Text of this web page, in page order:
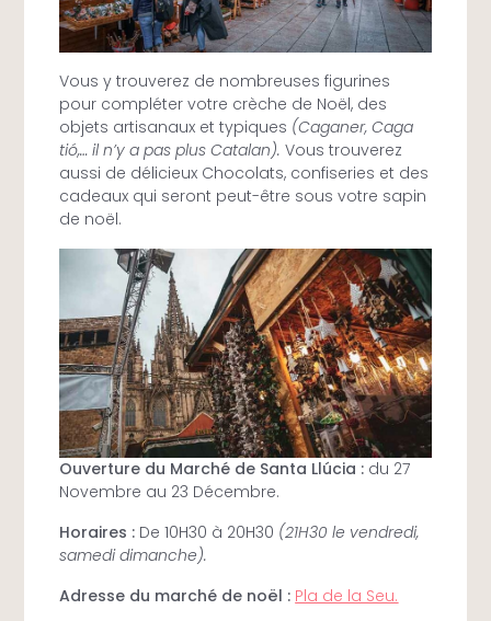
Vous y trouverez de nombreuses figurines
pour compléter votre crèche de Noël, des
objets artisanaux et typiques (Caganer, Caga
tió,… il n’y a pas plus Catalan). Vous trouverez
aussi de délicieux Chocolats, confiseries et des
cadeaux qui seront peut-être sous votre sapin
de noël.
Ouverture du Marché de Santa Llúcia : du 27
Novembre au 23 Décembre.
Horaires : De 10H30 à 20H30 (21H30 le vendredi,
samedi dimanche).
Adresse du marché de noël : Pla de la Seu.